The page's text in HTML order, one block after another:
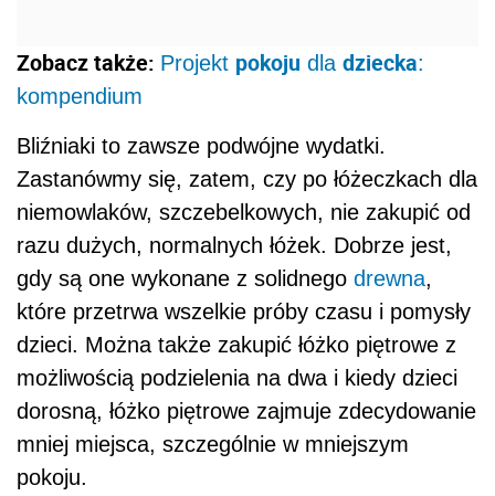
Zobacz także: Projekt pokoju dla dziecka:
kompendium
Bliźniaki to zawsze podwójne wydatki.
Zastanówmy się, zatem, czy po łóżeczkach dla
niemowlaków, szczebelkowych, nie zakupić od
razu dużych, normalnych łóżek. Dobrze jest,
gdy są one wykonane z solidnego drewna,
które przetrwa wszelkie próby czasu i pomysły
dzieci. Można także zakupić łóżko piętrowe z
możliwością podzielenia na dwa i kiedy dzieci
dorosną, łóżko piętrowe zajmuje zdecydowanie
mniej miejsca, szczególnie w mniejszym
pokoju.